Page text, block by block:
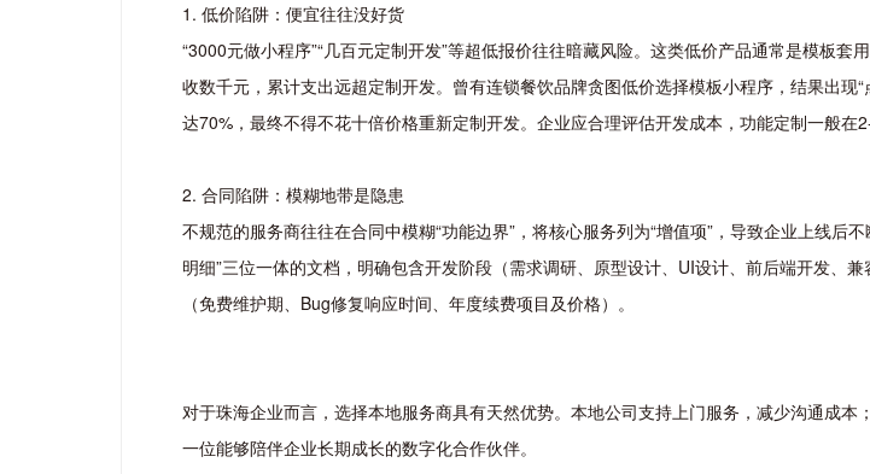
1. 低价陷阱：便宜往往没好货
“3000元做小程序”“几百元定制开发”等超低报价往往暗藏风险。这类低价产品通常是模板
收数千元，累计支出远超定制开发。曾有连锁餐饮品牌贪图低价选择模板小程序，结果出现
达70%，最终不得不花十倍价格重新定制开发。企业应合理评估开发成本，功能定制一般在
2. 合同陷阱：模糊地带是隐患
不规范的服务商往往在合同中模糊“功能边界”，将核心服务列为“增值项”，导致企业上线后
明细”三位一体的文档，明确包含开发阶段（需求调研、原型设计、UI设计、前后端开发、
（免费维护期、Bug修复响应时间、年度续费项目及价格）。
对于珠海企业而言，选择本地服务商具有天然优势。本地公司支持上门服务，减少沟通成本
一位能够陪伴企业长期成长的数字化合作伙伴。